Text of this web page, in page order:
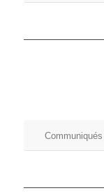
Communiqués